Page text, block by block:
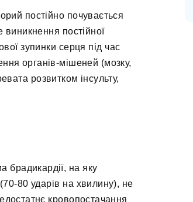
постійно почувається
постійної
зупинки серця під час
органів-мішеней (мозку,
розвитком інсульту,
брадикардії, на яку
80 ударів на хвилину), не
кровопостачання